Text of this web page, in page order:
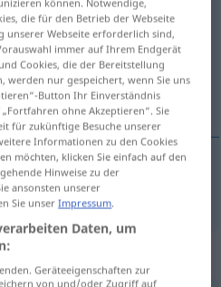
anklicken/antippen)
"vildnis"
die für den Betrieb der Webseite
unserer Webseite erforderlich sind,
immer auf Ihrem Endgerät
Cookies, die der Bereitstellung
werden nur gespeichert, wenn Sie uns
Button Ihr Einverständnis
ohne Akzeptieren“. Sie
für zukünftige Besuche unserer
Informationen zu den Cookies
möchten, klicken Sie einfach auf den
Hinweise zu der
ansonsten unserer
Sie unserImpressum
Daten, um
Geräteeigenschaften zur
von und/oder Zugriff auf